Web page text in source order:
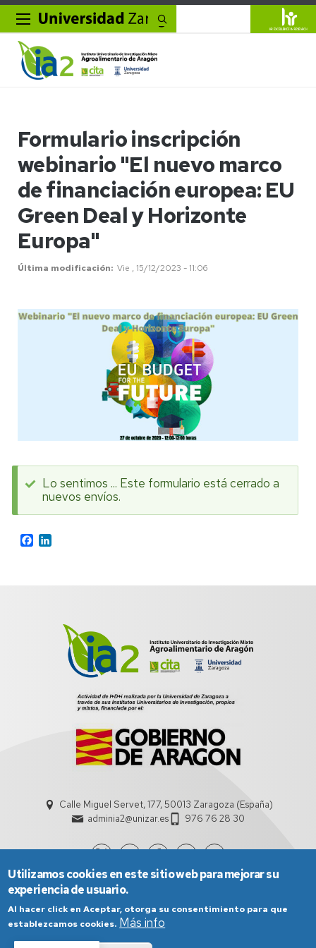
Formulario inscripción
webinario "El nuevo marco
de financiación europea: EU
Green Deal y Horizonte
Europa"
Última modificación Vie , 15/12/2023 - 11:06
Mensaje
de
Lo sentimos ... Este formulario está cerrado a
nuevos envíos.
Facebook
Calle Miguel Servet, 177, 50013 Zaragoza (España)
adminia2@unizar.es
976 76 28 30
Utilizamos cookies en este sitio web para mejorar su
experiencia de usuario.
Al hacer click en Aceptar, otorga su consentimiento para que
establezcamos cookies. Más info